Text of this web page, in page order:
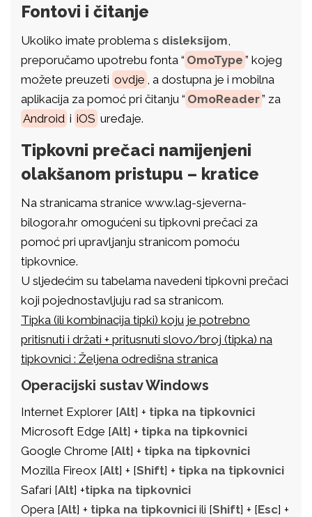
Fontovi i čitanje
Ukoliko imate problema s disleksijom
preporučamo upotrebu fonta “ OmoType ” kojeg
možete preuzeti ovdje , a dostupna je i mobilna
aplikacija za pomoć pri čitanju “ OmoReader” za
Android i iOS uređaje.
Tipkovni prečaci namijenjeni
olakšanom pristupu – kratice
Na stranicama stranice www.lag-sjeverna-
bilogora.hr omogućeni su tipkovni prečaci za
pomoć pri upravljanju stranicom pomoću
tipkovnice.
U sljedećim su tabelama navedeni tipkovni prečaci
koji pojednostavljuju rad sa stranicom.
Tipka (ili kombinacija tipki) koju je potrebno
pritisnuti i držati + pritusnuti slovo/broj (tipka) na
tipkovnici : Željena odredišna stranica
Operacijski sustav Windows
Internet Explorer [Alt] + tipka na tipkovnici
Microsoft Edge [Alt] + tipka na tipkovnici
Google Chrome [Alt] + tipka na tipkovnici
Mozilla Fireox [Alt] + [Shift] + tipka na tipkovnici
Safari [Alt] +tipka na tipkovnici
Opera [Alt] + tipka na tipkovnici ili [Shift] + [Esc] +